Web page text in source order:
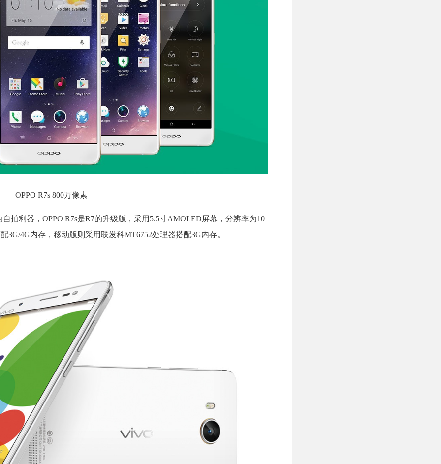
OPPO R7s 800万像素
拍利器，OPPO R7s是R7的升级版，采用5.5寸AMOLED屏幕，分辨率为10
3G/4G内存，移动版则采用联发科MT6752处理器搭配3G内存。